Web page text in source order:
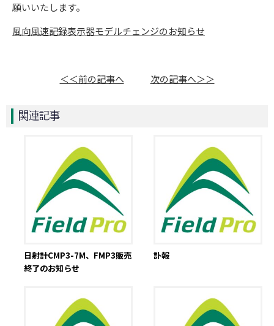
願いいたします。
風向風速記録表示器モデルチェンジのお知らせ
＜＜前の記事へ 次の記事へ＞＞
関連記事
日射計CMP3-7M、FMP3販売
終了のお知らせ
訃報